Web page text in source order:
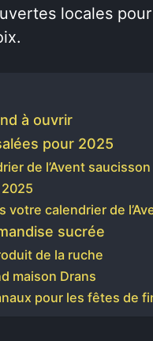
locales
à ouvrir
pour 2025
de l’Avent saucisson
votre calendrier de
sucrée
de la ruche
maison Drans
pour les fêtes de